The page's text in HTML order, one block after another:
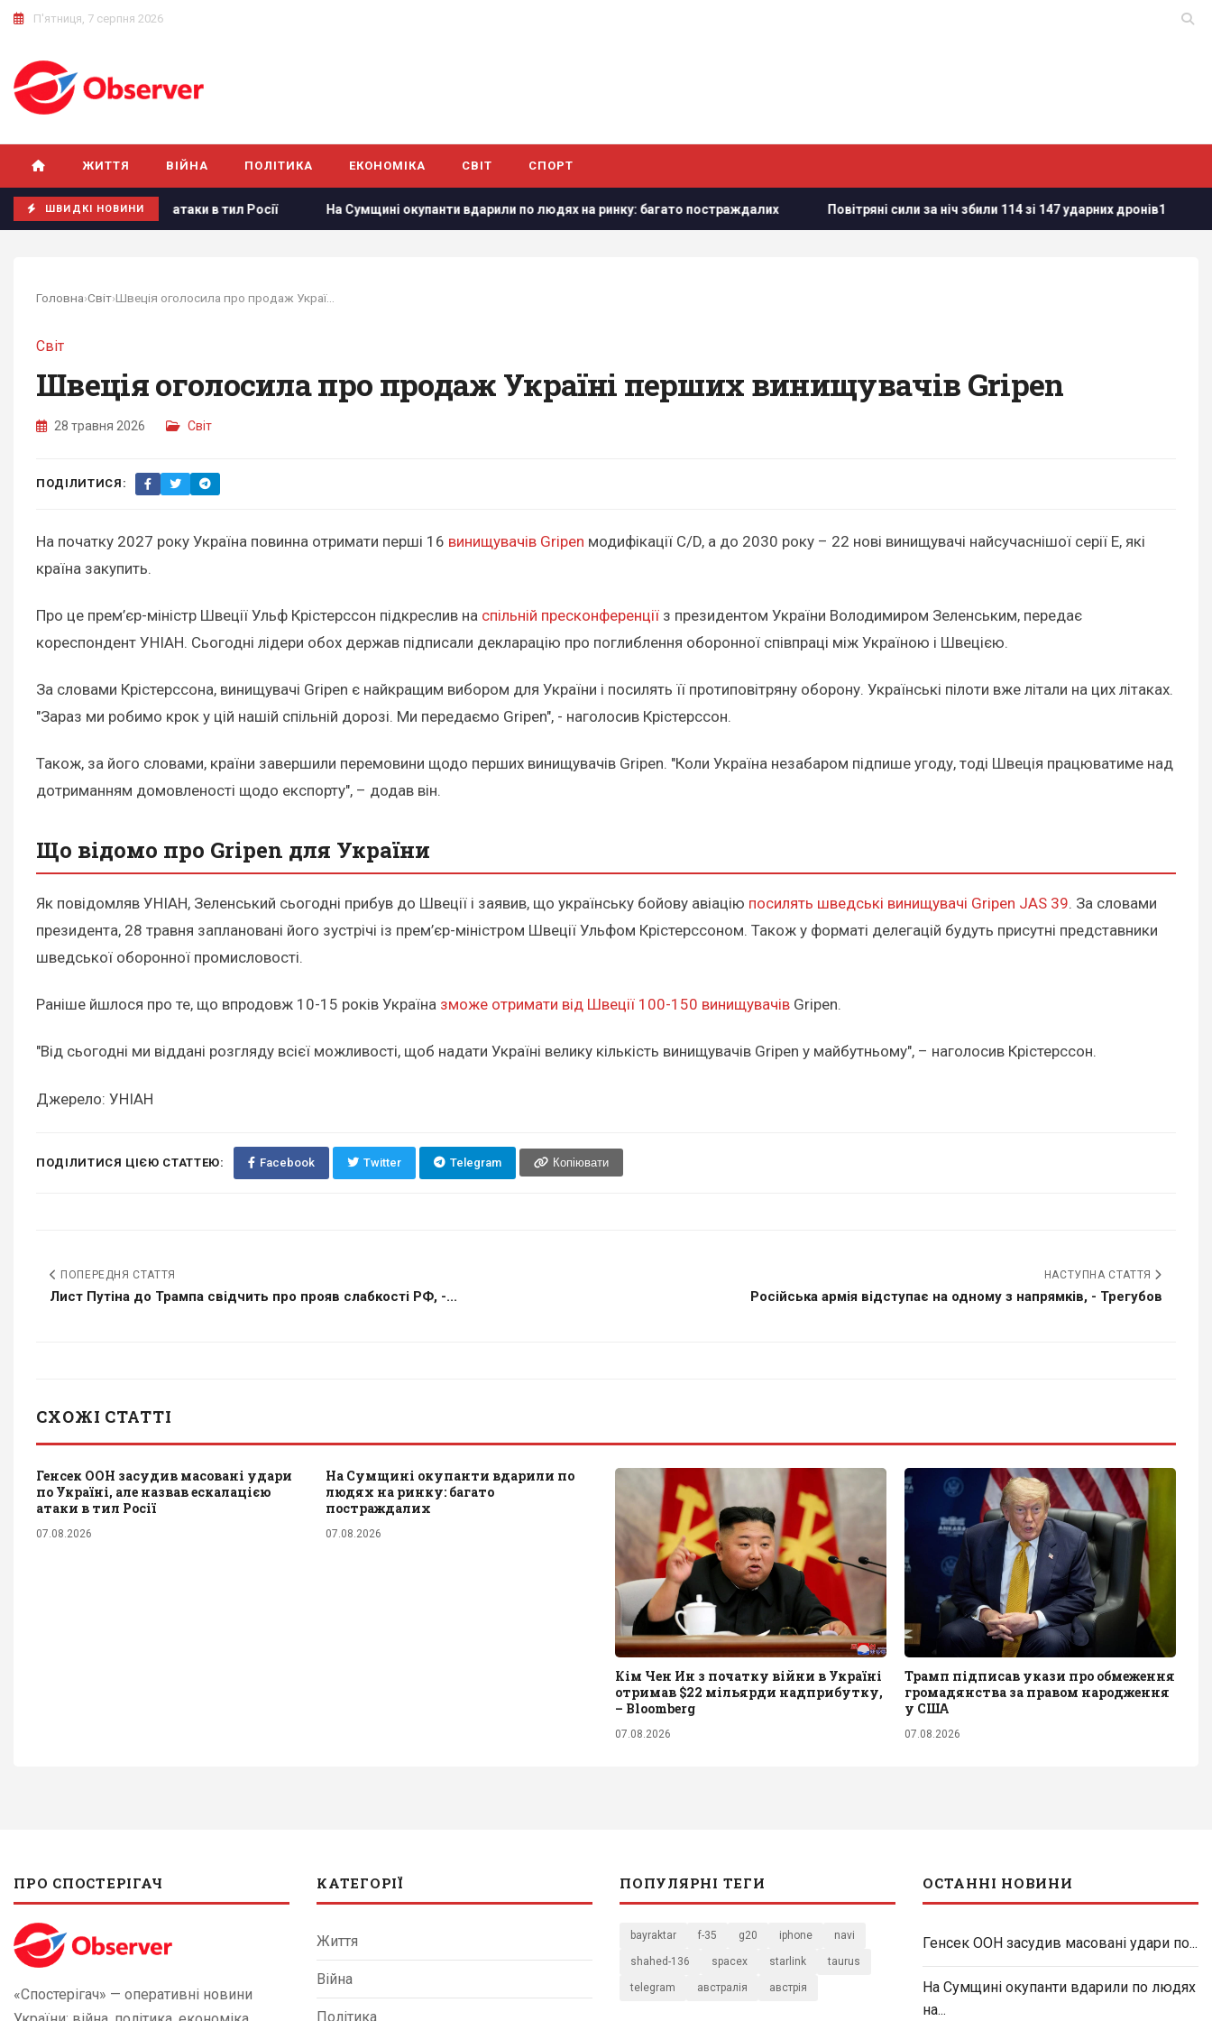
П'ятниця, 7 серпня 2026
ЖИТТЯ ВІЙНА ПОЛІТИКА ЕКОНОМІКА СВІТ СПОРТ
ШВИДКІ НОВИНИ
ескалацією атаки в тил Росії На Сумщині окупанти вдарили по людях на ринку: багато постраждалих Повітряні сили за ніч збили 114 зі 147 ударних дронів1 Валюта
Головна›Світ› Швеція оголосила про продаж Україні перших...
Світ
Швеція оголосила про продаж Україні перших винищувачів Gripen
28 травня 2026 Світ
ПОДІЛИТИСЯ:
На початку 2027 року Україна повинна отримати перші 16 винищувачів Gripen модифікації C/D, а до 2030 року – 22 нові винищувачі найсучаснішої серії E, які
країна закупить.
Про це прем’єр-міністр Швеції Ульф Крістерссон підкреслив на спільній пресконференції з президентом України Володимиром Зеленським, передає
кореспондент УНІАН. Сьогодні лідери обох держав підписали декларацію про поглиблення оборонної співпраці між Україною і Швецією.
За словами Крістерссона, винищувачі Gripen є найкращим вибором для України і посилять її протиповітряну оборону. Українські пілоти вже літали на цих літаках.
"Зараз ми робимо крок у цій нашій спільній дорозі. Ми передаємо Gripen", - наголосив Крістерссон.
Також, за його словами, країни завершили перемовини щодо перших винищувачів Gripen. "Коли Україна незабаром підпише угоду, тоді Швеція працюватиме над
дотриманням домовленості щодо експорту", – додав він.
Що відомо про Gripen для України
Як повідомляв УНІАН, Зеленський сьогодні прибув до Швеції і заявив, що українську бойову авіацію посилять шведські винищувачі Gripen JAS 39. За словами
президента, 28 травня заплановані його зустрічі із прем’єр-міністром Швеції Ульфом Крістерссоном. Також у форматі делегацій будуть присутні представники
шведської оборонної промисловості.
Раніше йшлося про те, що впродовж 10-15 років Україна зможе отримати від Швеції 100-150 винищувачів Gripen.
"Від сьогодні ми віддані розгляду всієї можливості, щоб надати Україні велику кількість винищувачів Gripen у майбутньому", – наголосив Крістерссон.
Джерело: УНІАН
ПОДІЛИТИСЯ ЦІЄЮ СТАТТЕЮ: Facebook Twitter Telegram Копіювати
ПОПЕРЕДНЯ СТАТТЯ
Лист Путіна до Трампа свідчить про прояв слабкості РФ, -...
НАСТУПНА СТАТТЯ
Російська армія відступає на одному з напрямків, - Трегубов
СХОЖІ СТАТТІ
Генсек ООН засудив масовані удари
по Україні, але назвав ескалацією
атаки в тил Росії
07.08.2026
На Сумщині окупанти вдарили по
людях на ринку: багато
постраждалих
07.08.2026
Кім Чен Ин з початку війни в Україні
отримав $22 мільярди надприбутку,
– Bloomberg
07.08.2026
Трамп підписав укази про обмеження
громадянства за правом народження
у США
07.08.2026
ПРО СПОСТЕРІГАЧ
«Спостерігач» — оперативні новини
КАТЕГОРІЇ
Життя
Війна
Політика
ПОПУЛЯРНІ ТЕГИ
bayraktar f-35 g20 iphone navi
shahed-136 spacex starlink taurus
telegram австралія австрія
ОСТАННІ НОВИНИ
Генсек ООН засудив масовані удари по...
На Сумщині окупанти вдарили по людях
на...